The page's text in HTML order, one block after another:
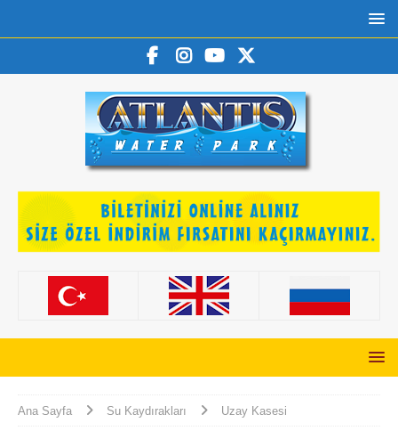
Ana Sayfa Su Kaydırakları Uzay Kasesi